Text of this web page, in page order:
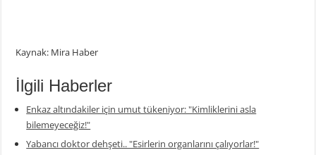
Kaynak: Mira Haber
İlgili Haberler
Enkaz altındakiler için umut tükeniyor: "Kimliklerini asla
bilemeyeceğiz!"
Yabancı doktor dehşeti.. "Esirlerin organlarını çalıyorlar!"